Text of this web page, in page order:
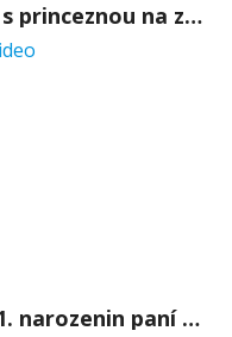
Prohlídka s princeznou na zámku Stekník
Oslava 101. narozenin paní Věry Skořepové